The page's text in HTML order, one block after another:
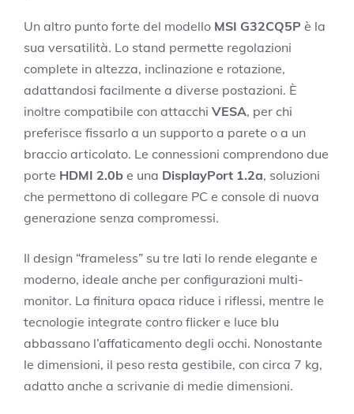
Un altro punto forte del modello MSI G32CQ5P è la
sua versatilità. Lo stand permette regolazioni
complete in altezza, inclinazione e rotazione,
adattandosi facilmente a diverse postazioni. È
inoltre compatibile con attacchi VESA, per chi
preferisce fissarlo a un supporto a parete o a un
braccio articolato. Le connessioni comprendono due
porte HDMI 2.0b e una DisplayPort 1.2a, soluzioni
che permettono di collegare PC e console di nuova
generazione senza compromessi.
Il design “frameless” su tre lati lo rende elegante e
moderno, ideale anche per configurazioni multi-
monitor. La finitura opaca riduce i riflessi, mentre le
tecnologie integrate contro flicker e luce blu
abbassano l’affaticamento degli occhi. Nonostante
le dimensioni, il peso resta gestibile, con circa 7 kg,
adatto anche a scrivanie di medie dimensioni.